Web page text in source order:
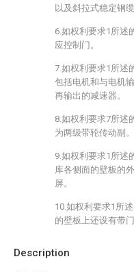
Description
以及斜拉式稳定钢缆
6.如权利要求1所述
应控制门。
7.如权利要求1所述
包括电机和与电机
再输出的减速器。
8.如权利要求7所述
为两级带轮传动副。
9.如权利要求1所述
库各侧面的壁板的
屏。
10.如权利要求1所
的壁板上还设有带